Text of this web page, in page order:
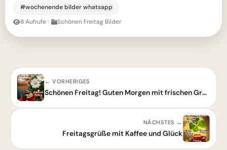
#wochenende bilder whatsapp
8 Aufrufe · Schönen Freitag Bilder
← VORHERIGES
Schönen Freitag! Guten Morgen mit frischen Grüßen
NÄCHSTES →
Freitagsgrüße mit Kaffee und Glück